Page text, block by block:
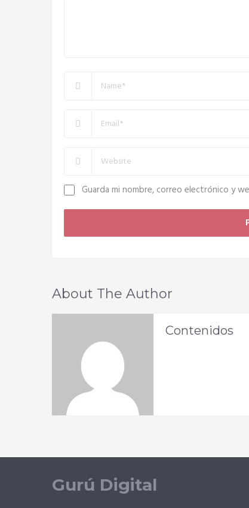
Guarda mi nombre, correo electrónico y
About The Author
Contenidos
Gurú Digital